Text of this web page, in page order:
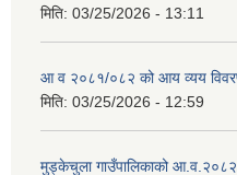
मिति: 03/25/2026 - 13:11
आ व २०८१/०८२ को आय व्यय
मिति: 03/25/2026 - 12:59
मुड्केचुला गाउँपालिकाको